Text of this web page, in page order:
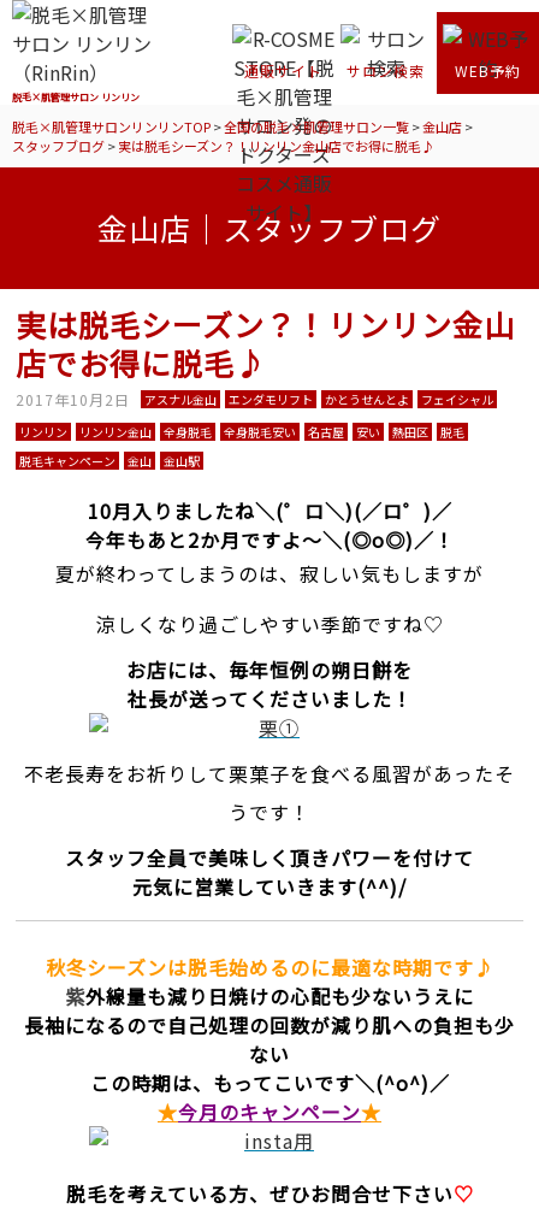
脱毛×肌管理サロン リンリン
通販サイト サロン検索 WEB予約
脱毛×肌管理サロンリンリンTOP>全国の脱毛×肌管理サロン一覧>金山店>
スタッフブログ>実は脱毛シーズン？！リンリン金山店でお得に脱毛♪
金山店｜スタッフブログ
実は脱毛シーズン？！リンリン金山
店でお得に脱毛♪
2017年10月2日 アスナル金山 エンダモリフト かとうせんとよ
フェイシャル
リンリン
リンリン金山 全身脱毛 全身脱毛安い 名古屋 安い 熱田区
脱毛
脱毛キャンペーン
金山 金山駅
10月入りましたね＼(゜ロ＼)(／ロ゜)／
今年もあと2か月ですよ～＼(◎o◎)／！
夏が終わってしまうのは、寂しい気もしますが
涼しくなり過ごしやすい季節ですね♡
お店には、毎年恒例の朔日餅を
社長が送ってくださいました！
不老長寿をお祈りして栗菓子を食べる風習があったそ
うです！
スタッフ全員で美味しく頂きパワーを付けて
元気に営業していきます(^^)/
秋冬シーズンは脱毛始めるのに最適な時期です♪
紫外線量も減り日焼けの心配も少ないうえに
長袖になるので自己処理の回数が減り肌への負担も少
ない
この時期は、もってこいです＼(^o^)／
★今月のキャンペーン★
脱毛を考えている方、ぜひお問合せ下さい♡